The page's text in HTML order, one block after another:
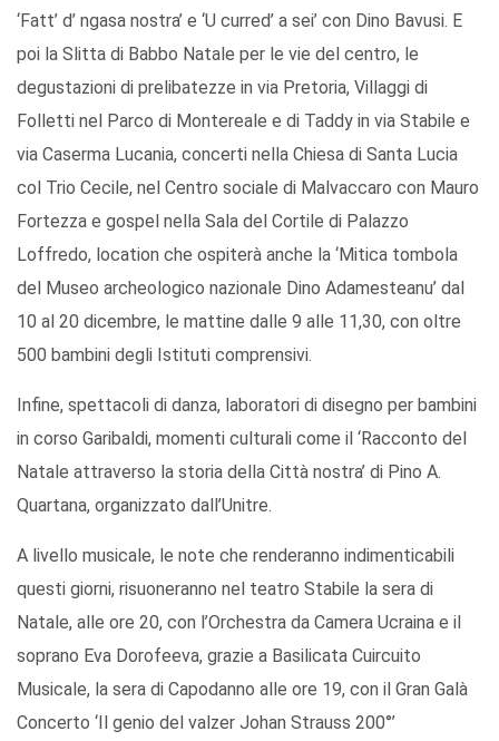
‘Fatt’ d’ ngasa nostra’ e ‘U curred’ a sei’ con Dino Bavusi. E
poi la Slitta di Babbo Natale per le vie del centro, le
degustazioni di prelibatezze in via Pretoria, Villaggi di
Folletti nel Parco di Montereale e di Taddy in via Stabile e
via Caserma Lucania, concerti nella Chiesa di Santa Lucia
col Trio Cecile, nel Centro sociale di Malvaccaro con Mauro
Fortezza e gospel nella Sala del Cortile di Palazzo
Loffredo, location che ospiterà anche la ‘Mitica tombola
del Museo archeologico nazionale Dino Adamesteanu’ dal
10 al 20 dicembre, le mattine dalle 9 alle 11,30, con oltre
500 bambini degli Istituti comprensivi.
Infine, spettacoli di danza, laboratori di disegno per bambini
in corso Garibaldi, momenti culturali come il ‘Racconto del
Natale attraverso la storia della Città nostra’ di Pino A.
Quartana, organizzato dall’Unitre.
A livello musicale, le note che renderanno indimenticabili
questi giorni, risuoneranno nel teatro Stabile la sera di
Natale, alle ore 20, con l’Orchestra da Camera Ucraina e il
soprano Eva Dorofeeva, grazie a Basilicata Cuircuito
Musicale, la sera di Capodanno alle ore 19, con il Gran Galà
Concerto ‘Il genio del valzer Johan Strauss 200°’